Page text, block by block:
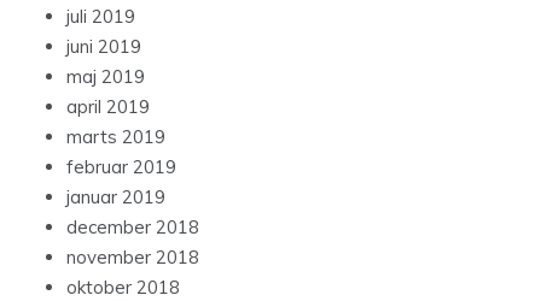
juli 2019
juni 2019
maj 2019
april 2019
marts 2019
februar 2019
januar 2019
december 2018
november 2018
oktober 2018